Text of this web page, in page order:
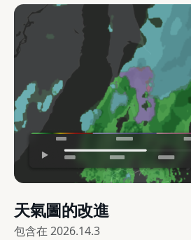
天氣圖的改進
包含在 2026.14.3